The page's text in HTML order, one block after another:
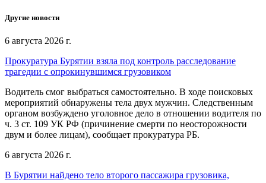
Другие новости
6 августа 2026 г.
Прокуратура Бурятии взяла под контроль расследование
трагедии с опрокинувшимся грузовиком
Водитель смог выбраться самостоятельно. В ходе поисковых
мероприятий обнаружены тела двух мужчин. Следственным
органом возбуждено уголовное дело в отношении водителя по
ч. 3 ст. 109 УК РФ (причинение смерти по неосторожности
двум и более лицам), сообщает прокуратура РБ.
6 августа 2026 г.
В Бурятии найдено тело второго пассажира грузовика,